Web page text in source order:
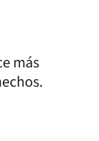
más